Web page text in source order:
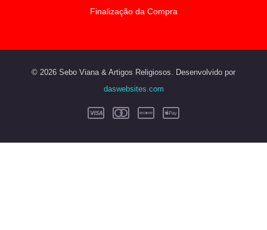
Finalização da Compra
© 2026 Sebo Viana & Artigos Religiosos. Desenvolvido por
daswebsites.com